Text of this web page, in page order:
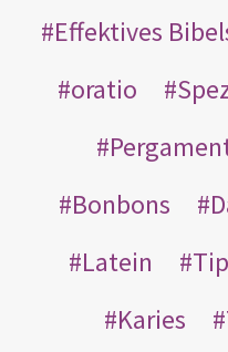
Effektives
oratio
Bonbons
Latein
Karies